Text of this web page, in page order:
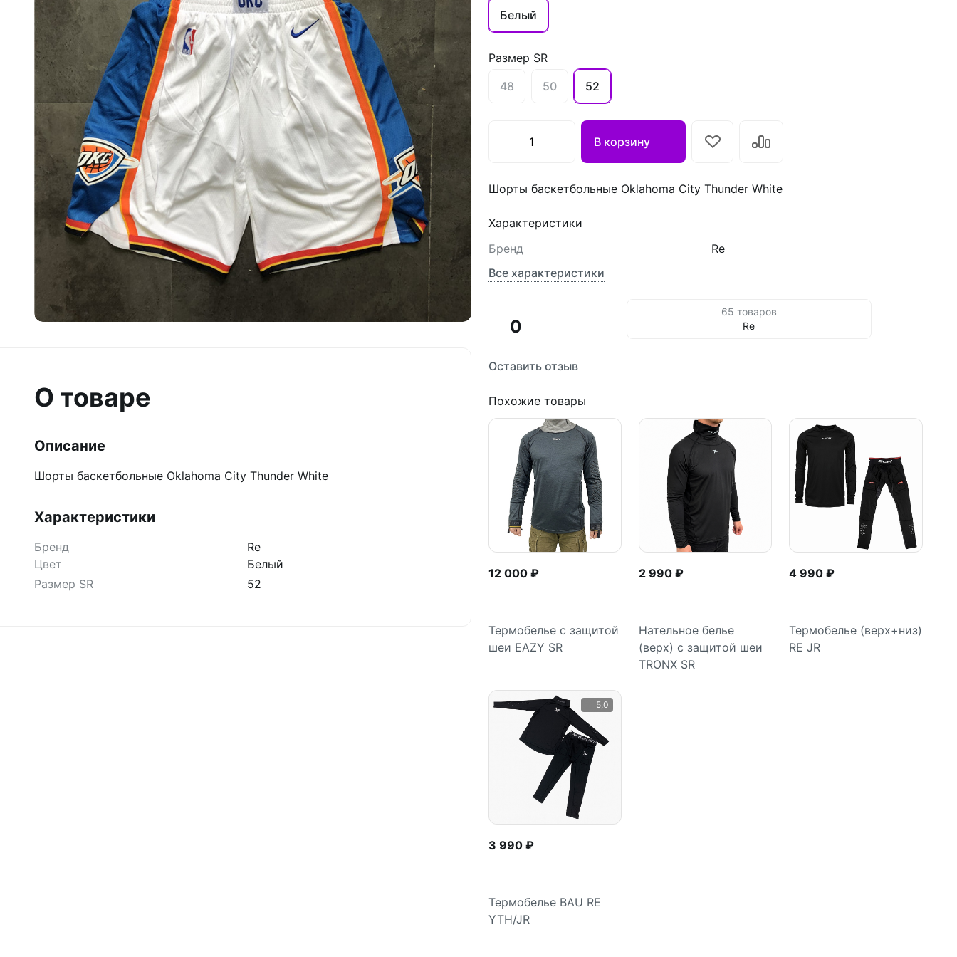
Белый
Размер SR
48
50 52
В корзину
Шорты баскетбольные Oklahoma City Thunder White
Характеристики
Бренд
Re
Все характеристики
0
Оставить отзыв
65 товаров
Re
Похожие товары
12 000 ₽
Термобелье с защитой
шеи EAZY SR
Подробнее
2 990 ₽
Нательное белье
(верх) с защитой шеи
TRONX SR
4 990 ₽
Термобелье (верх+низ)
RE JR
5,0
3 990 ₽
Термобелье BAU RE
YTH/JR
О товаре
Описание
Шорты баскетбольные Oklahoma City Thunder White
Характеристики
Бренд
Re
Цвет
Белый
Размер SR
52